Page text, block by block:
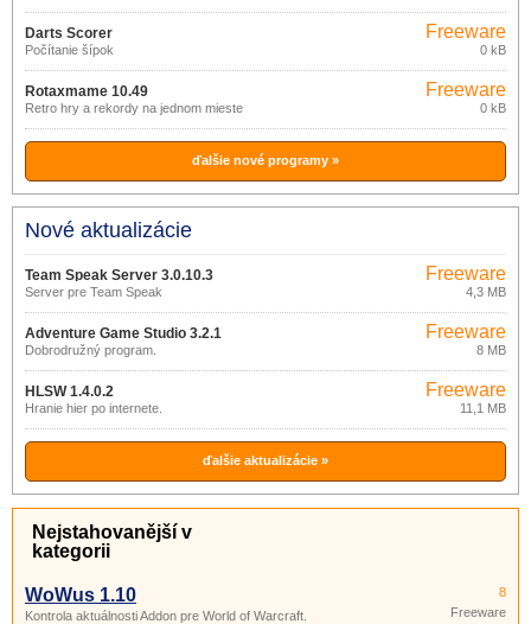
Darts Scorer
Počítanie šípok
Freeware
0 kB
Rotaxmame 10.49
Retro hry a rekordy na jednom mieste
Freeware
0 kB
ďalšie nové programy »
Nové aktualizácie
Team Speak Server 3.0.10.3
Server pre Team Speak
Freeware
4,3 MB
Adventure Game Studio 3.2.1
Dobrodružný program.
Freeware
8 MB
HLSW 1.4.0.2
Hranie hier po internete.
Freeware
11,1 MB
ďalšie aktualizácie »
Nejstahovanější v
kategorii
WoWus 1.10
Kontrola aktuálnosti Addon pre World of Warcraft.
8
Freeware